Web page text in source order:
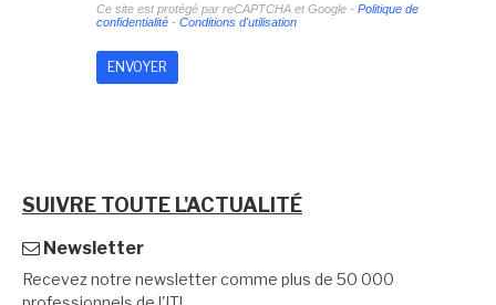
Ce site est protégé par reCAPTCHA et Google - Politique de
confidentialité- Conditions d'utilisation
SUIVRE TOUTE L'ACTUALITÉ
Newsletter
Recevez notre newsletter comme plus de 50 000